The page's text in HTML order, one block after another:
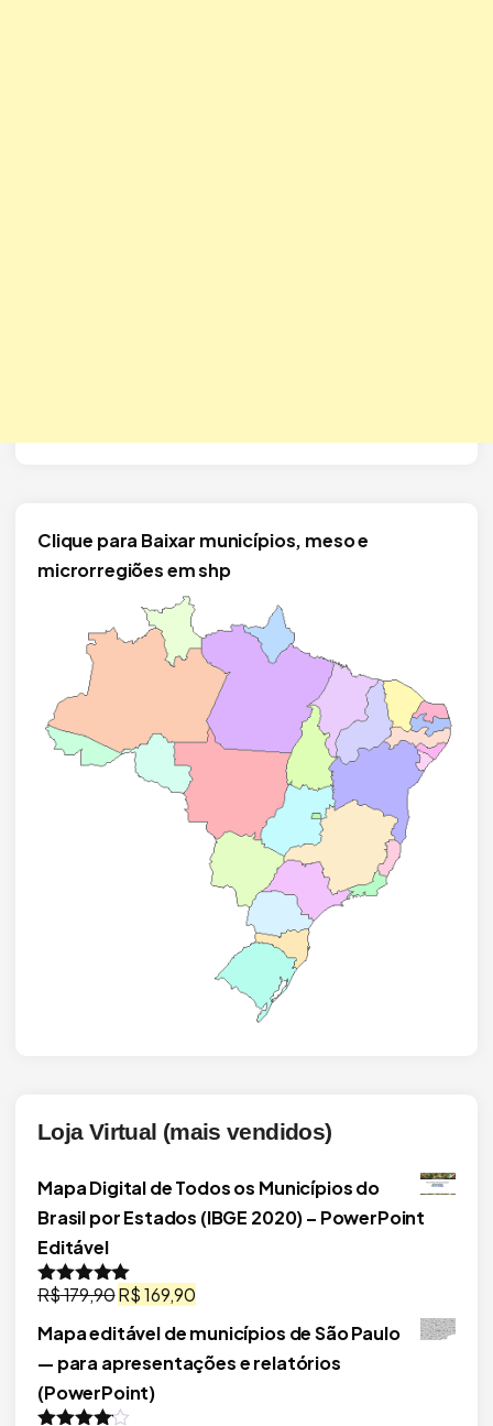
Clique para Baixar municípios, meso e
microrregiões em shp
Loja Virtual (mais vendidos)
Mapa Digital de Todos os Municípios do
Brasil por Estados (IBGE 2020) – PowerPoint
Editável
Avaliação
R$179,90O
preço
era:
R$ 179,90.
R$169,90
preço
atual
Mapa editável de municípios de São Paulo
— para apresentações e relatórios
(PowerPoint)